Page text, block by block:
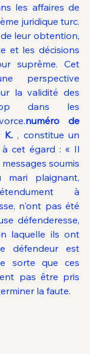
les affaires de
juridique turc.
leur obtention,
et les décisions
suprême. Cet
perspective
la validité des
dans les
numéro de
K. , constitue un
cet égard : « Il
soumis
plaignant,
à
n'ont pas été
défenderesse,
laquelle ils ont
défendeur est
sorte que ces
pas être pris
la faute.